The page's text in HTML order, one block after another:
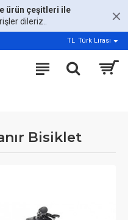
ürün çeşitleri ile
dileriz..
TL Türk Lirası
Bisiklet